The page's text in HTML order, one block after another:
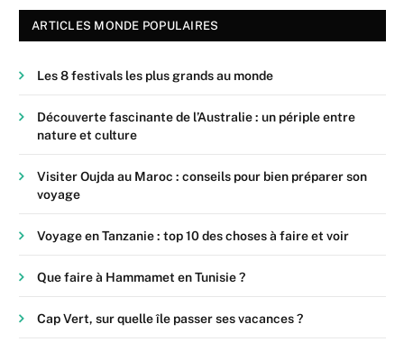
ARTICLES MONDE POPULAIRES
Les 8 festivals les plus grands au monde
Découverte fascinante de l’Australie : un périple entre
nature et culture
Visiter Oujda au Maroc : conseils pour bien préparer son
voyage
Voyage en Tanzanie : top 10 des choses à faire et voir
Que faire à Hammamet en Tunisie ?
Cap Vert, sur quelle île passer ses vacances ?